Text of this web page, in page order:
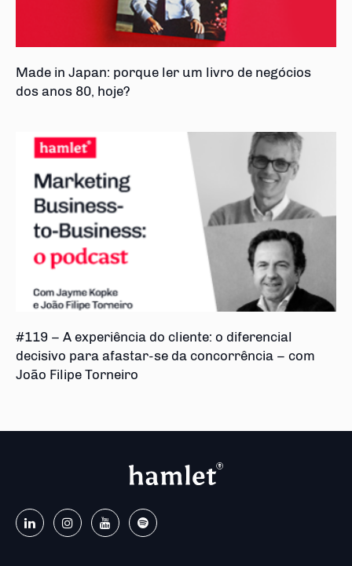
Made in Japan: porque ler um livro de negócios
dos anos 80, hoje?
#119 – A experiência do cliente: o diferencial
decisivo para afastar-se da concorrência – com
João Filipe Torneiro